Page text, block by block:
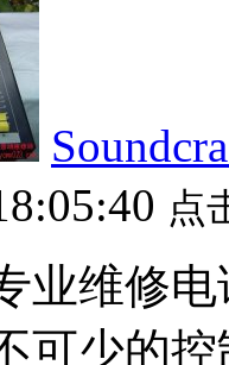
点
业维修电
可少的